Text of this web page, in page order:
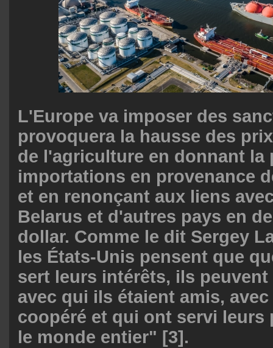
L'Europe va imposer des
provoquera la hausse des
de l'agriculture en donnant la
importations en provenance
et en renonçant aux liens
Belarus et d'autres pays en
dollar. Comme le dit Sergey
les États-Unis pensent que
sert leurs intérêts, ils
avec qui ils étaient amis,
coopéré et qui ont servi leurs
le monde entier" [3].